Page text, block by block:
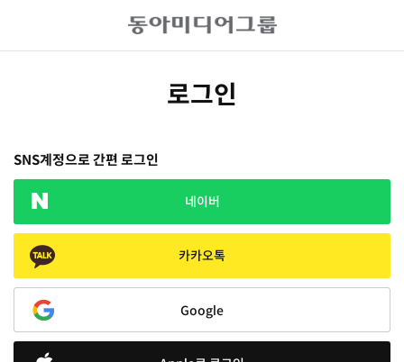
로그인
SNS계정으로 간편 로그인
네이버
카카오톡
Google